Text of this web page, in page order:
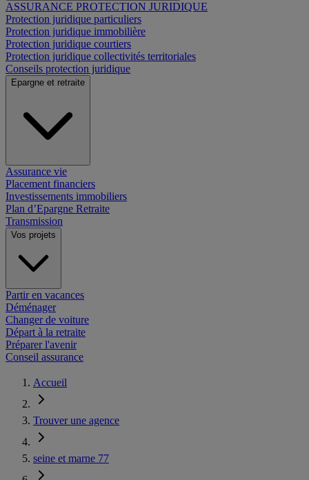
ASSURANCE PROTECTION JURIDIQUE
Protection juridique particuliers
Protection juridique immobilière
Protection juridique courtiers
Protection juridique collectivités territoriales
Conseils protection juridique
Epargne et retraite
Assurance vie
Placement financiers
Investissements immobiliers
Plan d’Epargne Retraite
Transmission
Vos projets
Partir en vacances
Déménager
Changer de voiture
Départ à la retraite
Préparer l'avenir
Conseil assurance
Accueil
Trouver une agence
seine et marne 77